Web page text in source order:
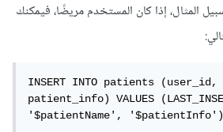
المثال، إذا كان المستخدم مريضًا، فيمكنك
INSERT INTO patients (user_id,
patient_info) VALUES
'$patientName',